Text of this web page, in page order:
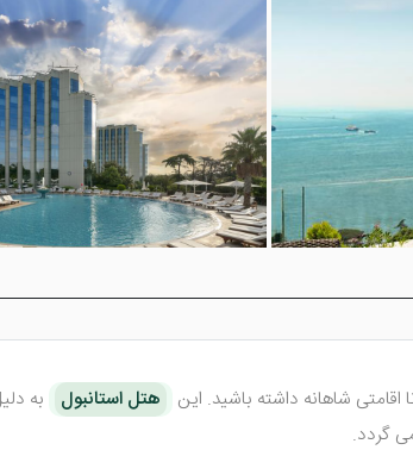
اقامتی شاهانه داشته باشید. این هتل استانبول
به